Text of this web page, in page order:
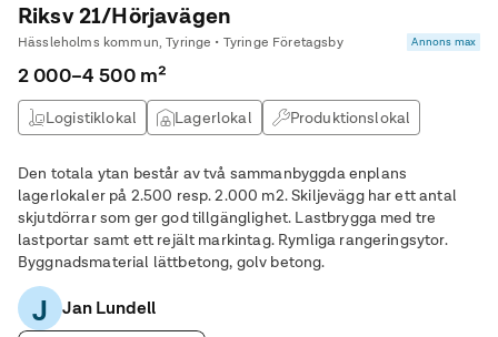
Riksv 21/Hörjavägen
Hässleholms kommun, Tyringe • Tyringe Företagsby Annons max
2 000–4 500 m²
Logistiklokal Lagerlokal Produktionslokal
Den totala ytan består av två sammanbyggda enplans
lagerlokaler på 2.500 resp. 2.000 m2. Skiljevägg har ett antal
skjutdörrar som ger god tillgänglighet. Lastbrygga med tre
lastportar samt ett rejält markintag. Rymliga rangeringsytor.
Byggnadsmaterial lättbetong, golv betong.
J Jan Lundell